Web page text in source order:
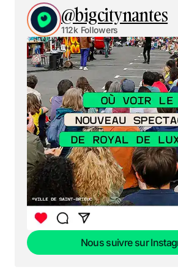
@bigcitynantes
112k Followers
Nous suivre sur